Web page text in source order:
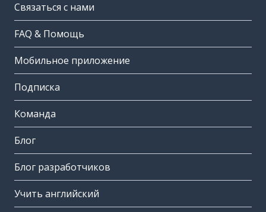
Связаться с нами
FAQ & Помощь
Мобильное приложение
Подписка
Команда
Блог
Блог разработчиков
Учить английский